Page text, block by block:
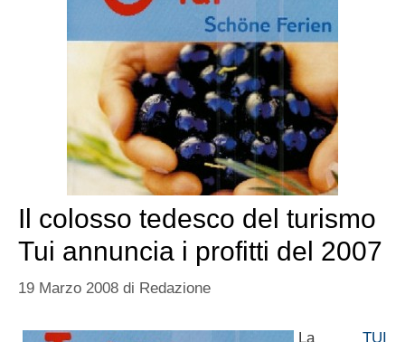
Il colosso tedesco del turismo
Tui annuncia i profitti del 2007
19 Marzo 2008 di Redazione
La TUI